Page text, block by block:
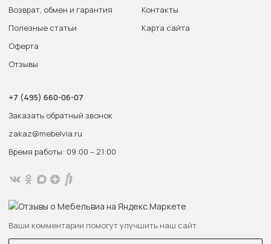
Возврат, обмен и гарантия
Полезные статьи
Оферта
Отзывы
Контакты
Карта сайта
+7 (495) 660-06-07
Заказать обратный звонок
zakaz@mebelvia.ru
Время работы: 09:00 – 21:00
Ваши комментарии помогут улучшить наш сайт